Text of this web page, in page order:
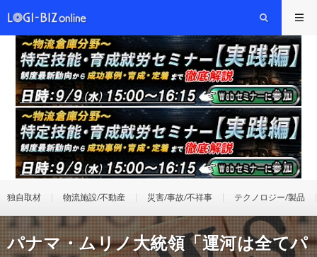
独自取材 物流施設/不動産 災害/事故/不祥事 テクノロジー/製品
パナマ・ムリノ大統領「運河は全てパ